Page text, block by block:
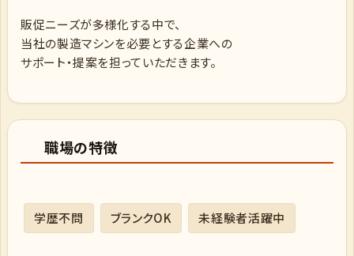
販促ニーズが多様化する中で、
当社の製造マシンを必要とする企業への
サポート・提案を担っていただきます。
職場の特徴
学歴不問 ブランクOK 未経験者活躍中